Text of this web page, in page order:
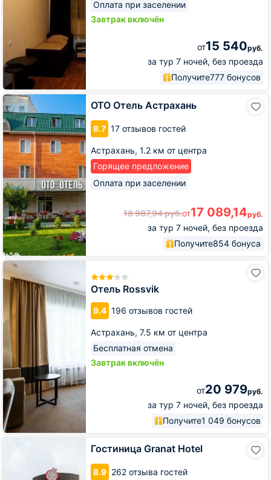
Оплата при заселении
Завтрак включён
от15 540руб.
за тур 7 ночей, без проезда
Получите777 бонусов
ОТО Отель Астрахань
8.7 17 отзывов гостей
Астрахань, 1.2 км от центра
Горящее предложение
Оплата при заселении
18 987,94руб.от17 089,14руб.
за тур 7 ночей, без проезда
Получите854 бонуса
ОТО
Отель
Астрахань
Отель Rossvik
9.4 196 отзывов гостей
Астрахань, 7.5 км от центра
Бесплатная отмена
Завтрак включён
от20 979руб.
за тур 7 ночей, без проезда
Получите1 049 бонусов
Отель
Rossvik
Гостиница Granat Hotel
8.9 262 отзыва гостей